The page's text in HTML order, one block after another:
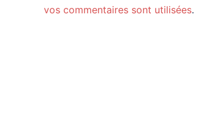
vos commentaires sont utilisées.